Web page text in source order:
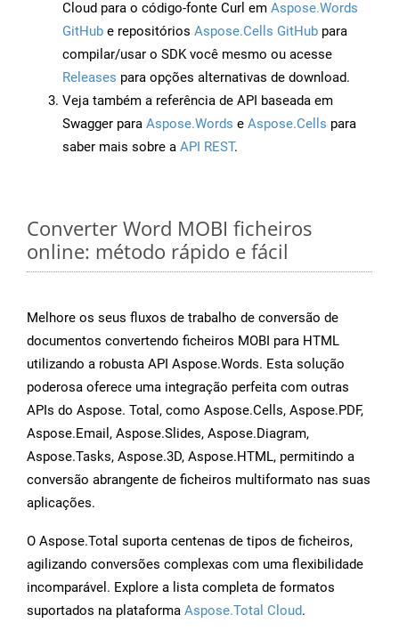
Cloud para o código-fonte Curl em Aspose.Words
GitHub e repositórios Aspose.Cells GitHub para
compilar/usar o SDK você mesmo ou acesse
Releases para opções alternativas de download.
Veja também a referência de API baseada em
Swagger para Aspose.Words e Aspose.Cells para
saber mais sobre a API REST.
Converter Word MOBI ficheiros
online: método rápido e fácil
Melhore os seus fluxos de trabalho de conversão de
documentos convertendo ficheiros MOBI para HTML
utilizando a robusta API Aspose.Words. Esta solução
poderosa oferece uma integração perfeita com outras
APIs do Aspose. Total, como Aspose.Cells, Aspose.PDF,
Aspose.Email, Aspose.Slides, Aspose.Diagram,
Aspose.Tasks, Aspose.3D, Aspose.HTML, permitindo a
conversão abrangente de ficheiros multiformato nas suas
aplicações.
O Aspose.Total suporta centenas de tipos de ficheiros,
agilizando conversões complexas com uma flexibilidade
incomparável. Explore a lista completa de formatos
suportados na plataforma Aspose.Total Cloud.